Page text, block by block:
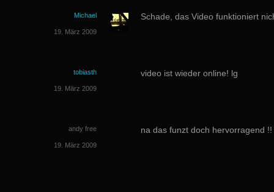
Schade, das Video funktioniert
Michael
19. März 2009
video ist wieder online! lg
tobiasth
19. März 2009
na das funzt doch hervorragend !!
andy free
19. März 2009